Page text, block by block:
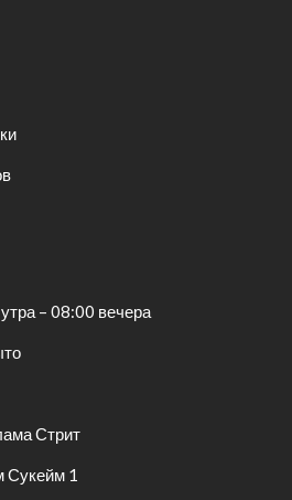
– 08:00 вечера
Стрит
Сукейм 1